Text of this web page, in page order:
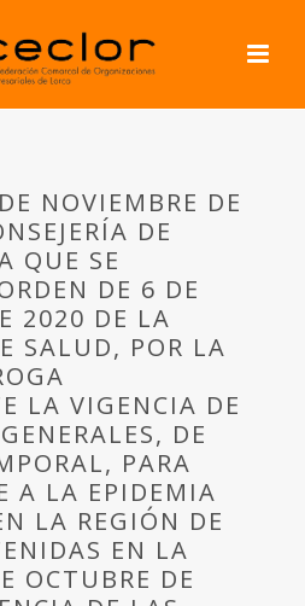
NOVIEMBRE DE
DE
QUE SE
DE 6 DE
2020 DE LA
SALUD, POR LA
LA VIGENCIA DE
DE
PARA
A LA EPIDEMIA
LA REGIÓN DE
EN LA
OCTUBRE DE